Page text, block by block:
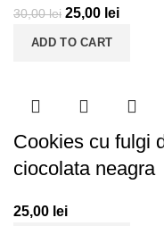
30,00lei 25,00 lei
ADD TO CART
Cookies cu fulgi
ciocolata neagra
25,00 lei